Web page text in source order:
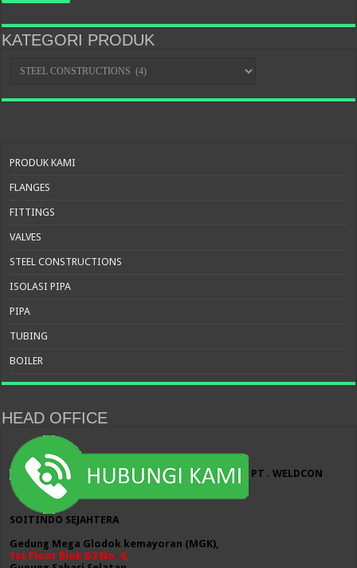
KATEGORI PRODUK
PRODUK
PRODUK KAMI
FLANGES
FITTINGS
VALVES
STEEL CONSTRUCTIONS
ISOLASI PIPA
PIPA
TUBING
BOILER
HEAD OFFICE
PT . WELDCON
SOITINDO SEJAHTERA
Gedung Mega Glodok kemayoran (MGK),
1st Floor Blok D2 No. 6,